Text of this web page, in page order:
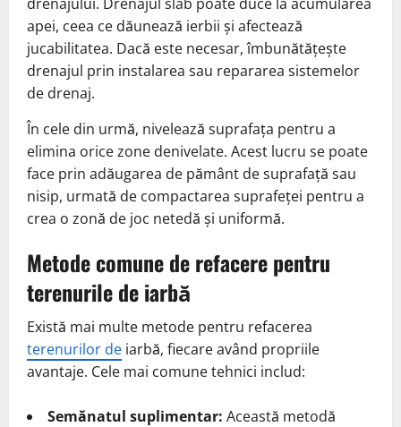
apei, ceea ce dăunează ierbii și afectează
jucabilitatea. Dacă este necesar, îmbunătățește
drenajul prin instalarea sau repararea sistemelor
de drenaj.
În cele din urmă, nivelează suprafața pentru a
elimina orice zone denivelate. Acest lucru se poate
face prin adăugarea de pământ de suprafață sau
nisip, urmată de compactarea suprafeței pentru a
crea o zonă de joc netedă și uniformă.
Metode comune de refacere pentru
terenurile de iarbă
Există mai multe metode pentru refacerea
terenurilor de iarbă, fiecare având propriile
avantaje. Cele mai comune tehnici includ:
Semănatul suplimentar: Această metodă